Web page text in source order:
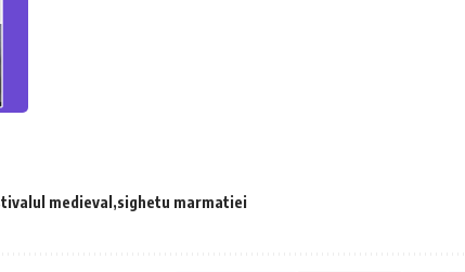
medieval sighetu marmatiei